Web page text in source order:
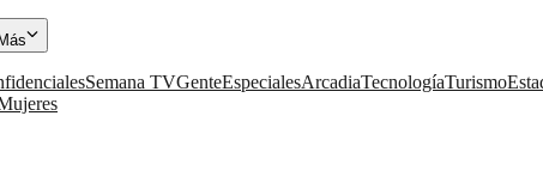
Más
Semana TVGenteEspecialesArcadiaTecnologíaTurismo